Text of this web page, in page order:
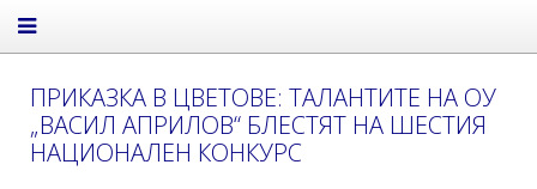
ПРИКАЗКА В ЦВЕТОВЕ: ТАЛАНТИТЕ НА ОУ
„ВАСИЛ АПРИЛОВ“ БЛЕСТЯТ НА ШЕСТИЯ
НАЦИОНАЛЕН КОНКУРС